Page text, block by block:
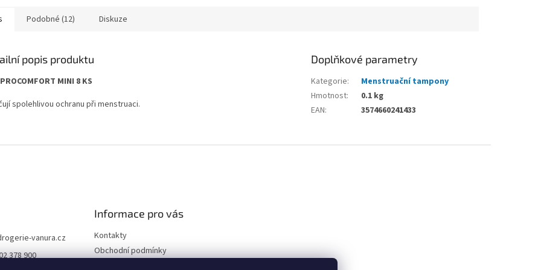
Podobné (12) Diskuze
popis produktu
MINI 8 KS
spolehlivou ochranu při menstruaci.
Doplňkové parametry
Kategorie:
Menstruační tampony
Hmotnost:
0.1 kg
EAN: 3574660241433
vanura.cz
378 900
Informace pro vás
Kontakty
Obchodní podmínky